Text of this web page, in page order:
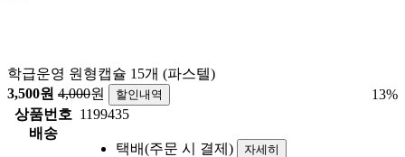
학급운영 원형캡슐 15개 (파스텔)
3,500원 4,000원 할인내역 13%
상품번호 1199435
배송
택배(주문 시 결제)
자세히